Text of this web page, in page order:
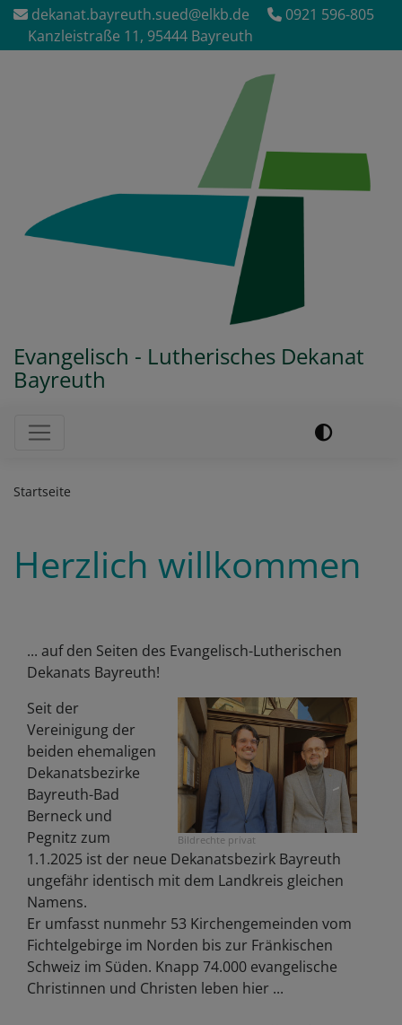
Direkt
zum
Inhalt
dekanat.bayreuth.sued@elkb.de
0921 596-805
Kanzleistraße 11, 95444 Bayreuth
Evangelisch - Lutherisches Dekanat
Bayreuth
Hauptnavigation
Startseite
Herzlich willkommen
... auf den Seiten des Evangelisch-Lutherischen
Dekanats Bayreuth!
Bildrechte privat
Seit der
Vereinigung der
beiden ehemaligen
Dekanatsbezirke
Bayreuth-Bad
Berneck und
Pegnitz zum
1.1.2025 ist der neue Dekanatsbezirk Bayreuth
ungefähr identisch mit dem Landkreis gleichen
Namens.
Er umfasst nunmehr 53 Kirchengemeinden vom
Fichtelgebirge im Norden bis zur Fränkischen
Schweiz im Süden. Knapp 74.000 evangelische
Christinnen und Christen leben hier ...